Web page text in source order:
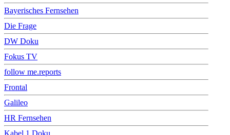
Bayerisches Fernsehen
Die Frage
DW Doku
Fokus TV
follow me.reports
Frontal
Galileo
HR Fernsehen
Kabel 1 Doku